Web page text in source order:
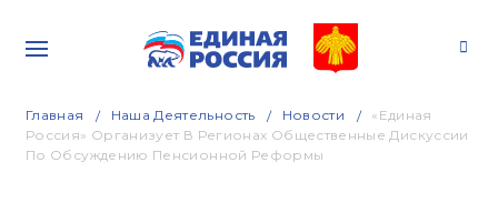
Главная Наша Деятельность Новости
«Единая
Россия» Организует В Регионах Общественные Дискуссии
По Обсуждению Пенсионной Реформы